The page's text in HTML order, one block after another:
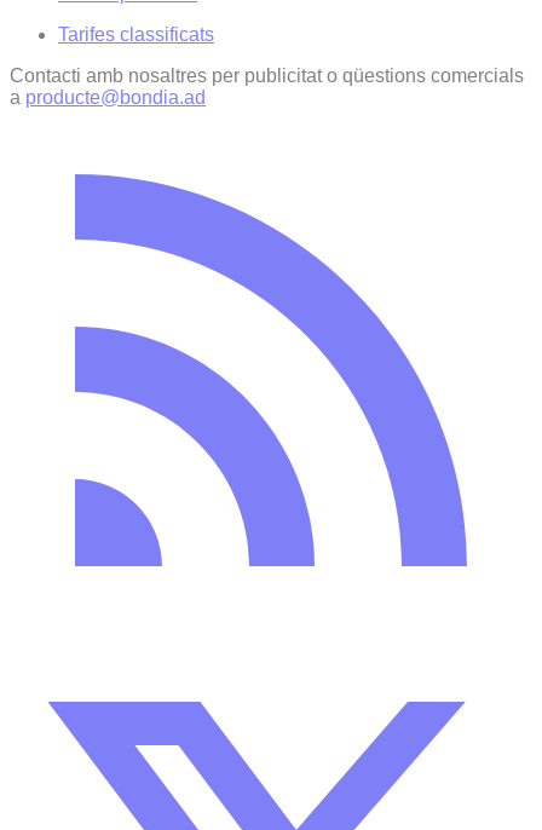
Tarifes classificats
Contacti amb nosaltres per publicitat o qüestions comercials
a producte@bondia.ad